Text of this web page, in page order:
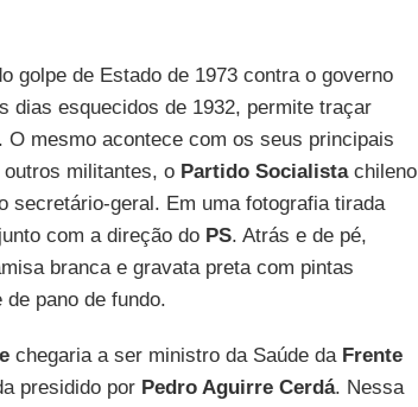
golpe de Estado de 1973 contra o governo
dias esquecidos de 1932, permite traçar
mesmo acontece com os seus principais
militantes, o Partido Socialistachileno
secretário-geral. Em uma fotografia tirada
com a direção do PS. Atrás e de pé,
branca e gravata preta com pintas
pano de fundo.
chegaria a ser ministro da Saúde da Frente
presidido por Pedro Aguirre Cerdá. Nessa